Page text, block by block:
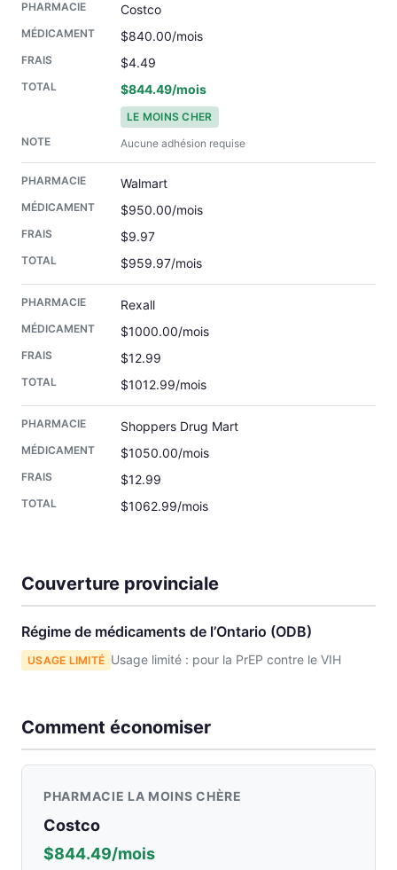
Costco
$840.00/mois
$4.49
$844.49/mois
LE MOINS CHER
Aucune adhésion requise
Walmart
$950.00/mois
$9.97
$959.97/mois
Rexall
$1000.00/mois
$12.99
$1012.99/mois
Shoppers Drug Mart
$1050.00/mois
$12.99
$1062.99/mois
Couverture provinciale
Régime de médicaments de l’Ontario (ODB)
USAGE LIMITÉ Usage limité : pour la PrEP contre le VIH
Comment économiser
PHARMACIE LA MOINS CHÈRE
Costco
$844.49/mois